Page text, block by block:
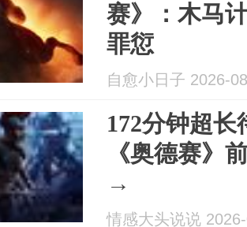
赛》：木马
罪愆
自愈小日子 2026-
172分钟超
《奥德赛》
→
情感大头说说